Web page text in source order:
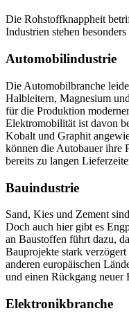
Die Rohstoffknappheit
Industrien stehen
Automobilindustrie
Die Automobilbranche
Halbleitern, Magnesium
für die Produktion
Elektromobilität ist davon
Kobalt und Graphit
können die Autobauer ihre
bereits zu langen
Bauindustrie
Sand, Kies und Zement
Doch auch hier gibt es
an Baustoffen führt dazu,
Bauprojekte stark
anderen europäischen
und einen Rückgang neuer
Elektronikbranche